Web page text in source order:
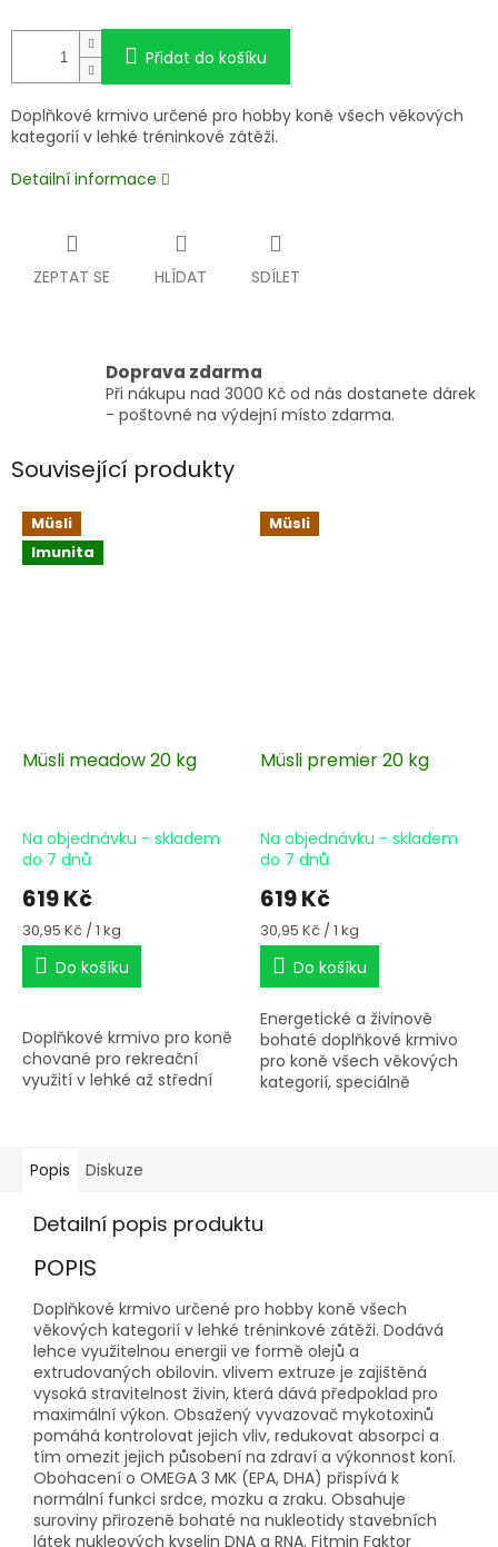
Přidat do košíku
Doplňkové krmivo určené pro hobby koně všech věkových
kategorií v lehké tréninkové zátěži.
Detailní informace
ZEPTAT SE HLÍDAT SDÍLET
Doprava zdarma
Při nákupu nad 3000 Kč od nás dostanete dárek
- poštovné na výdejní místo zdarma.
Související produkty
Müsli
Imunita
Müsli meadow 20 kg
Na objednávku - skladem
do 7 dnů
619 Kč
Měrná
cena:
30,95 Kč / 1 kg
Do košíku
Doplňkové krmivo pro koně
chované pro rekreační
využití v lehké až střední
pro koně v rekonvalescenci.
Müsli
Müsli premier 20 kg
Na objednávku - skladem
do 7 dnů
619 Kč
Měrná
cena:
30,95 Kč / 1 kg
Do košíku
Energetické a živinově
bohaté doplňkové krmivo
pro koně všech věkových
kategorií, speciálně
Popis Diskuze
Detailní popis produktu
POPIS
Doplňkové krmivo určené pro hobby koně všech
věkových kategorií v lehké tréninkové zátěži. Dodává
lehce využitelnou energii ve formě olejů a
extrudovaných obilovin. vlivem extruze je zajištěná
vysoká stravitelnost živin, která dává předpoklad pro
maximální výkon. Obsažený vyvazovač mykotoxinů
pomáhá kontrolovat jejich vliv, redukovat absorpci a
tím omezit jejich působení na zdraví a výkonnost koní.
Obohacení o OMEGA 3 MK (EPA, DHA) přispívá k
normální funkci srdce, mozku a zraku. Obsahuje
suroviny přirozeně bohaté na nukleotidy stavebních
látek nukleových kyselin DNA a RNA. Fitmin Faktor